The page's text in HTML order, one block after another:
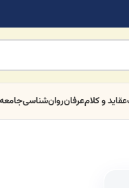
عقاید و کلامعرفانروان‌شناسی